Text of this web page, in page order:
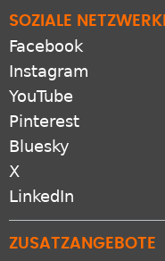
SOZIALE
Facebook
Instagram
YouTube
Pinterest
Bluesky
X
LinkedIn
ZUSATZANGEBOTE